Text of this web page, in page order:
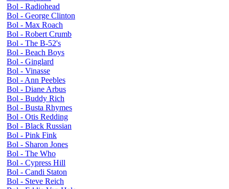
Bol - Radiohead
Bol - George Clinton
Bol - Max Roach
Bol - Robert Crumb
Bol - The B-52's
Bol - Beach Boys
Bol - Ginglard
Bol - Vinasse
Bol - Ann Peebles
Bol - Diane Arbus
Bol - Buddy Rich
Bol - Busta Rhymes
Bol - Otis Redding
Bol - Black Russian
Bol - Pink Fink
Bol - Sharon Jones
Bol - The Who
Bol - Cypress Hill
Bol - Candi Staton
Bol - Steve Reich